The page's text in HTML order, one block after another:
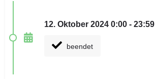
12. Oktober 2024 0:00 - 23:59
beendet